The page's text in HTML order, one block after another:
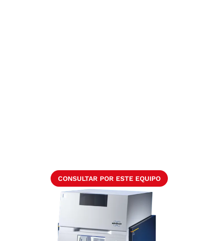
CONSULTAR POR ESTE EQUIPO